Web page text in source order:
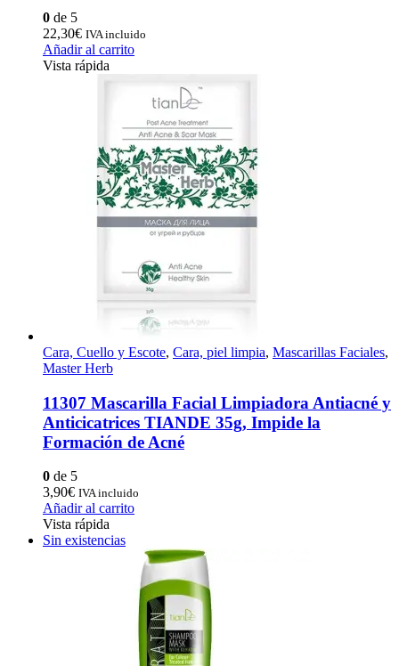
0 de 5
22,30€ IVA incluido
Añadir al carrito
Vista rápida
Cara, Cuello y Escote, Cara, piel limpia, Mascarillas Faciales,
Master Herb
11307 Mascarilla Facial Limpiadora Antiacné y
Anticicatrices TIANDE 35g, Impide la
Formación de Acné
0 de 5
3,90€ IVA incluido
Añadir al carrito
Vista rápida
Sin existencias